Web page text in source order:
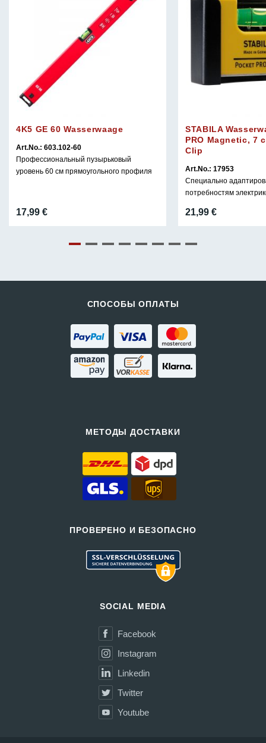
4K5 GE 60 Wasserwaage
Art.No.: 603.102-60
Профессиональный пузырьковый
уровень 60 см прямоугольного профиля
17,99 €
STABILA
PRO Magnetic, 7
Clip
Art.No.: 17953
Специально
потребностям
21,99 €
СПОСОБЫ ОПЛАТЫ
МЕТОДЫ ДОСТАВКИ
ПРОВЕРЕНО И БЕЗОПАСНО
SOCIAL MEDIA
Facebook
Instagram
Linkedin
Twitter
Youtube